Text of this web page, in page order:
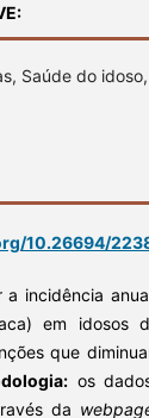
Saúde do
10.26694/
a incidência
em idosos
que
os
da